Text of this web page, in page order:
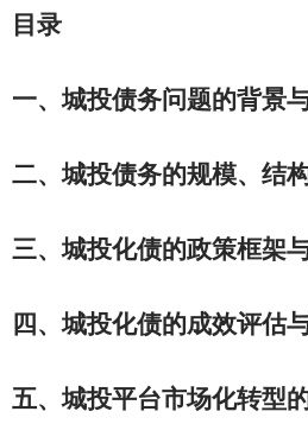
目录
一、城投债务问题的背景
二、城投债务的规模、结
三、城投化债的政策框架
四、城投化债的成效评估
五、城投平台市场化转型